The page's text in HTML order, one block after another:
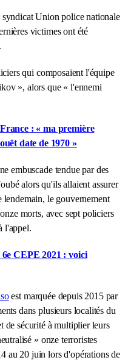
syndicat Union police nationale
victimes ont été
qui composaient l'équipe
», alors que « l'ennemi
: « ma première
date de 1970 »
embuscade tendue par des
alors qu'ils allaient assurer
le gouvernement
morts, avec sept policiers
l'appel.
CEPE 2021 : voici
est marquée depuis 2015 par
dans plusieurs localités du
de sécurité à multiplier leurs
» onze terroristes
au 20 juin lors d'opérations de